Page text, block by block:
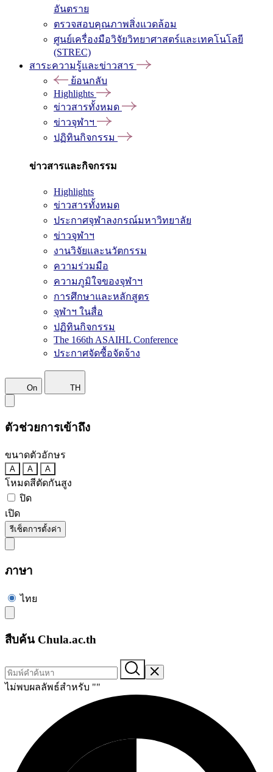
อันตราย
ตรวจสอบคุณภาพสิ่งแวดล้อม
ศูนย์เครื่องมือวิจัยวิทยาศาสตร์และเทคโนโลยี
(STREC)
สาระความรู้และข่าวสาร
ย้อนกลับ
Highlights
ข่าวสารทั้งหมด
ข่าวจุฬาฯ
ปฏิทินกิจกรรม
ข่าวสารและกิจกรรม
Highlights
ข่าวสารทั้งหมด
ประกาศจุฬาลงกรณ์มหาวิทยาลัย
ข่าวจุฬาฯ
งานวิจัยและนวัตกรรม
ความร่วมมือ
ความภูมิใจของจุฬาฯ
การศึกษาและหลักสูตร
จุฬาฯ ในสื่อ
ปฏิทินกิจกรรม
The 166th ASAIHL Conference
ประกาศจัดซื้อจัดจ้าง
On TH
ตัวช่วยการเข้าถึง
ขนาดตัวอักษร
A A A
โหมดสีตัดกันสูง
ปิด
เปิด
รีเซ็ตการตั้งค่า
ภาษา
ไทย
สืบค้น Chula.ac.th
ไม่พบผลลัพธ์สำหรับ ""